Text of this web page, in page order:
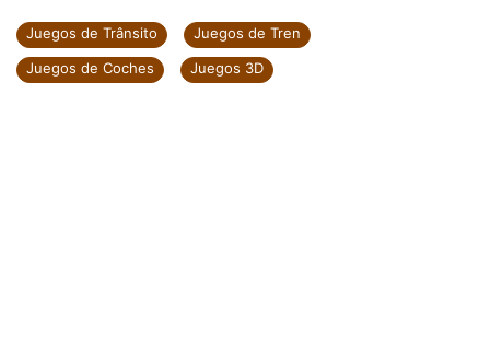
Juegos de Trânsito
Juegos de Tren
Juegos de Coches
Juegos 3D